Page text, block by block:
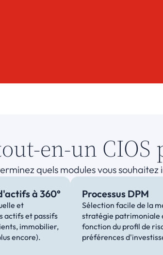
en-un
quels modules vous
à 360°
et
actifs et passifs
immobilier,
encore).
Processus DPM
Sélection facile de la
stratégie patrimoniale
fonction du profil de
préférences